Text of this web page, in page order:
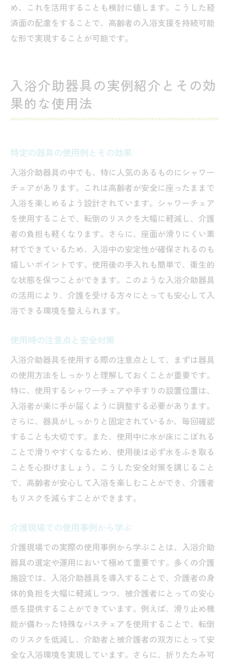
め、これを活用することも検討に値します。こうした経
済面の配慮をすることで、高齢者の入浴支援を持続可能
な形で実現することが可能です。
入浴介助器具の実例紹介とその効
果的な使用法
特定の器具の使用例とその効果
入浴介助器具の中でも、特に人気のあるものにシャワー
チェアがあります。これは高齢者が安全に座ったままで
入浴を楽しめるよう設計されています。シャワーチェア
を使用することで、転倒のリスクを大幅に軽減し、介護
者の負担も軽くなります。さらに、座面が滑りにくい素
材でできているため、入浴中の安定性が確保されるのも
嬉しいポイントです。使用後の手入れも簡単で、衛生的
な状態を保つことができます。このような入浴介助器具
の活用により、介護を受ける方々にとっても安心して入
浴できる環境を整えられます。
使用時の注意点と安全対策
入浴介助器具を使用する際の注意点として、まずは器具
の使用方法をしっかりと理解しておくことが重要です。
特に、使用するシャワーチェアや手すりの設置位置は、
入浴者が楽に手が届くように調整する必要があります。
さらに、器具がしっかりと固定されているか、毎回確認
することも大切です。また、使用中に水が床にこぼれる
ことで滑りやすくなるため、使用後は必ず水をふき取る
ことを心掛けましょう。こうした安全対策を講じること
で、高齢者が安心して入浴を楽しむことができ、介護者
もリスクを減らすことができます。
介護現場での使用事例から学ぶ
介護現場での実際の使用事例から学ぶことは、入浴介助
器具の選定や運用において極めて重要です。多くの介護
施設では、入浴介助器具を導入することで、介護者の身
体的負担を大幅に軽減しつつ、被介護者にとっての安心
感を提供することができています。例えば、滑り止め機
能が備わった特殊なバスチェアを使用することで、転倒
のリスクを低減し、介助者と被介護者の双方にとって安
全な入浴環境を実現しています。さらに、折りたたみ可